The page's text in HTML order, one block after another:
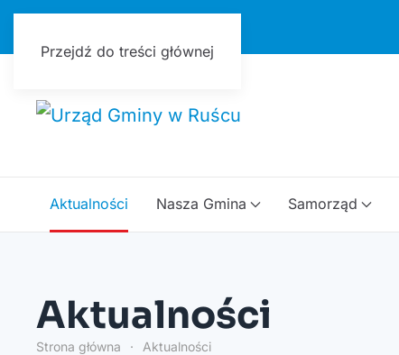
Przejdź do treści głównej
Aktualności Nasza Gmina Samorząd
Aktualności
Strona główna Aktualności